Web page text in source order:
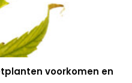
voorkomen en